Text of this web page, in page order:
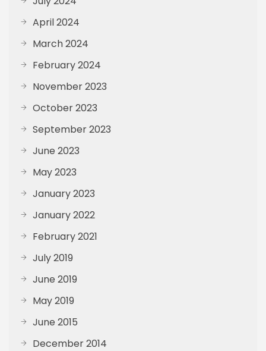
April 2024
March 2024
February 2024
November 2023
October 2023
September 2023
June 2023
May 2023
January 2023
January 2022
February 2021
July 2019
June 2019
May 2019
June 2015
December 2014